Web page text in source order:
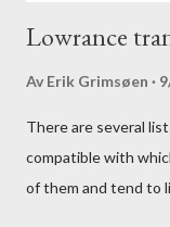
Lowrance
Av Erik Grimsøen
There are several
compatible with
of them and tend to